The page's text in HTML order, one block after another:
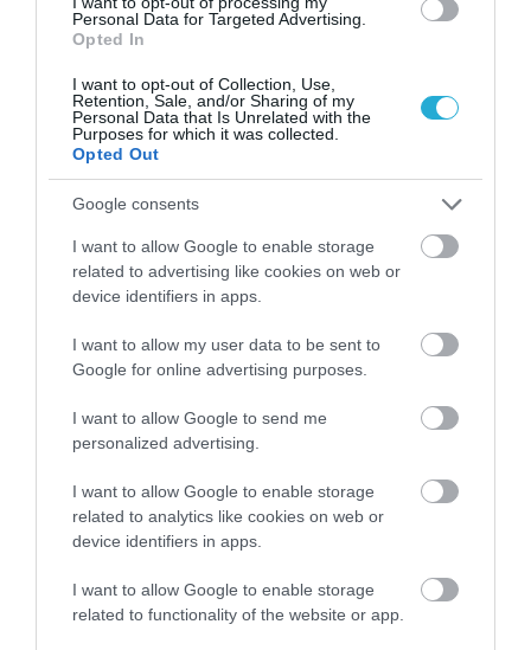
Personal Data for Targeted Advertising.
Opted In
I want to opt-out of Collection, Use,
Retention, Sale, and/or Sharing of my
Personal Data that Is Unrelated with the
Purposes for which it was collected.
Opted Out
Google consents
I want to allow Google to enable storage
related to advertising like cookies on web or
device identifiers in apps.
I want to allow my user data to be sent to
Google for online advertising purposes.
I want to allow Google to send me
personalized advertising.
I want to allow Google to enable storage
related to analytics like cookies on web or
device identifiers in apps.
I want to allow Google to enable storage
related to functionality of the website or app.
Public Group: Πωλήσεις άνω των 500 εκατ.
Στοά Αρσακείου: Ποια καταστήματα